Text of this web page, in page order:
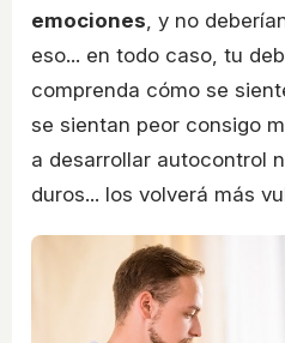
emociones, y no
eso... en todo caso, tu
comprenda cómo se
se sientan peor consigo
a desarrollar autocontrol
duros... los volverá más